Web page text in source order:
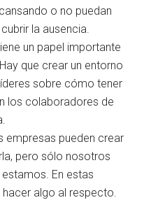
o no puedan
la ausencia.
un papel importante
que crear un entorno
sobre cómo tener
los colaboradores de
empresas pueden crear
pero sólo nosotros
En estas
algo al respecto.